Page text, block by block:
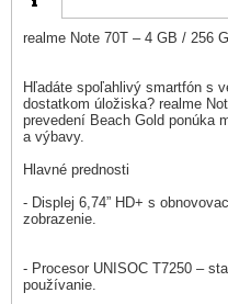
realme Note 70T – 4 GB / 256
Hľadáte spoľahlivý smartfón s
dostatkom úložiska? realme
prevedení Beach Gold ponúka
a výbavy.
Hlavné prednosti
- Displej 6,74” HD+ s
zobrazenie.
- Procesor UNISOC T7250 –
používanie.